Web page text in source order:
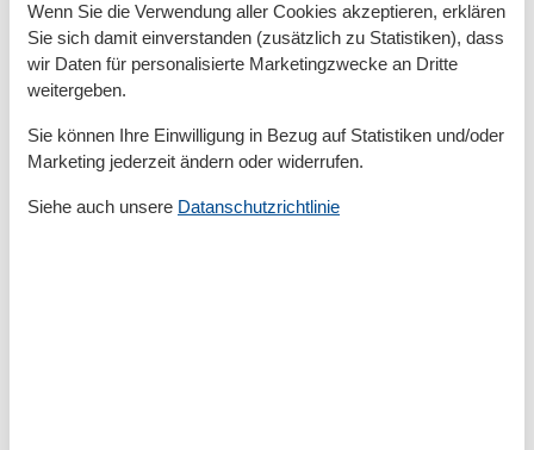
moderne Yachthafen und die lange Promenade ziehen
Besucher aus ganz Deutschland an. Familien freuen
sich über Highlights wie den Zoo Arche Noah und das
Erlebnisbad Grömitzer Welle, während Aktivurlauber
beim Surfen, Segeln oder Radfahren auf ihre Kosten
kommen. Auch kulinarisch hat Grömitz einiges zu
Spezialitäten.
Wenn Sie die Verwendung aller Cookies akzeptieren, erklären
Sie sich damit einverstanden (zusätzlich zu Statistiken), dass
wir Daten für personalisierte Marketingzwecke an Dritte
weitergeben.
Sie können Ihre Einwilligung in Bezug auf Statistiken und/oder
Marketing jederzeit ändern oder widerrufen.
Siehe auch unsere Datanschutzrichtlinie